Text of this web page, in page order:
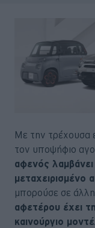
Με την τρέχουσα
τον υποψήφιο
αφενός
μεταχειρισμένο
μπορούσε σε
αφετέρου έχει
καινούργιο